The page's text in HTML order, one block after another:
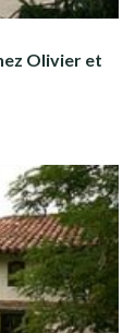
Olivier et